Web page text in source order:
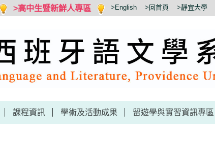
>高中生暨新鮮人專區 >English >回首頁 >靜宜大學
課程資訊 學術及活動成果 留遊學與實習資訊專區